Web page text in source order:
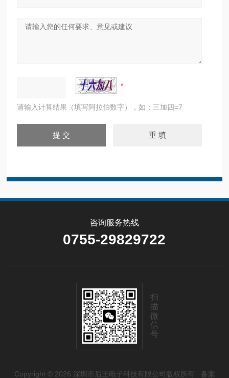
请输入计算结果（填写阿拉伯数字），如：三加四=7
咨询服务热线
0755-29829722
扫
描
微
信
号
Copyright © 2026 深圳市后王电子科技有限公司版权所有 备案